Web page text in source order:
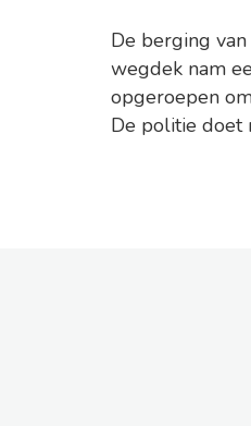
De berging
wegdek nam
opgeroepen
De politie doet